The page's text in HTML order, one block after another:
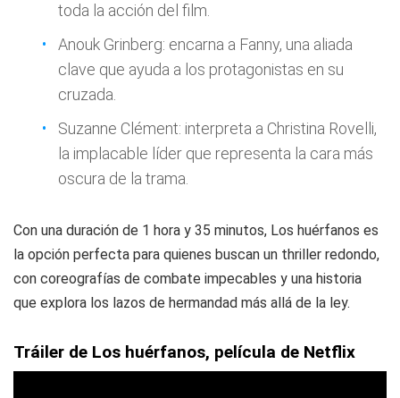
toda la acción del film.
Anouk Grinberg: encarna a Fanny, una aliada
clave que ayuda a los protagonistas en su
cruzada.
Suzanne Clément: interpreta a Christina Rovelli,
la implacable líder que representa la cara más
oscura de la trama.
Con una duración de 1 hora y 35 minutos, Los huérfanos es
la opción perfecta para quienes buscan un thriller redondo,
con coreografías de combate impecables y una historia
que explora los lazos de hermandad más allá de la ley.
Tráiler de Los huérfanos, película de Netflix